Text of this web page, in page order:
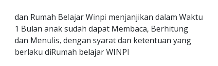
dan Rumah Belajar Winpi menjanjikan dalam Waktu
1 Bulan anak sudah dapat Membaca, Berhitung
dan Menulis, dengan syarat dan ketentuan yang
berlaku diRumah belajar WINPI